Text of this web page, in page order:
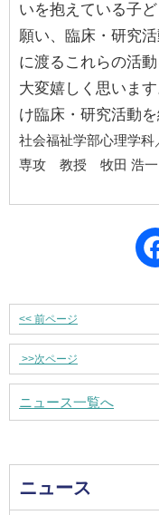
いを抱えている子
願い、臨床・研究
に渡るこれらの活
大変嬉しく思いま
け臨床・研究活動
社会福祉学部心理学
専攻 教授 牧田 浩一
<< 前ページ
>>次ページ
ニュース一覧へ
ニュース